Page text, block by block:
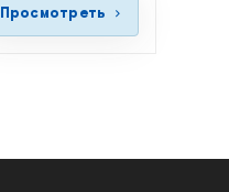
Просмотреть